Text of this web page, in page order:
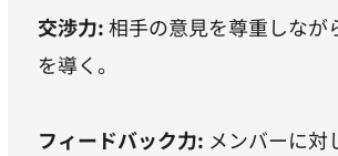
交渉力:相手の意見を尊重しなが
を導く。
フィードバック力: メンバーに対